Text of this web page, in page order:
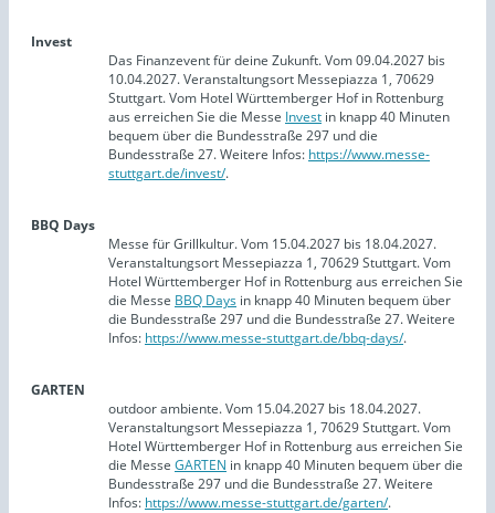
Invest
Das Finanzevent für deine Zukunft. Vom 09.04.2027 bis
10.04.2027. Veranstaltungsort Messepiazza 1, 70629
Stuttgart. Vom Hotel Württemberger Hof in Rottenburg
aus erreichen Sie die Messe Invest in knapp 40 Minuten
bequem über die Bundesstraße 297 und die
Bundesstraße 27. Weitere Infos: https://www.messe-
stuttgart.de/invest/.
BBQ Days
Messe für Grillkultur. Vom 15.04.2027 bis 18.04.2027.
Veranstaltungsort Messepiazza 1, 70629 Stuttgart. Vom
Hotel Württemberger Hof in Rottenburg aus erreichen Sie
die Messe BBQ Days in knapp 40 Minuten bequem über
die Bundesstraße 297 und die Bundesstraße 27. Weitere
Infos: https://www.messe-stuttgart.de/bbq-days/.
GARTEN
outdoor ambiente. Vom 15.04.2027 bis 18.04.2027.
Veranstaltungsort Messepiazza 1, 70629 Stuttgart. Vom
Hotel Württemberger Hof in Rottenburg aus erreichen Sie
die Messe GARTEN in knapp 40 Minuten bequem über die
Bundesstraße 297 und die Bundesstraße 27. Weitere
Infos: https://www.messe-stuttgart.de/garten/.